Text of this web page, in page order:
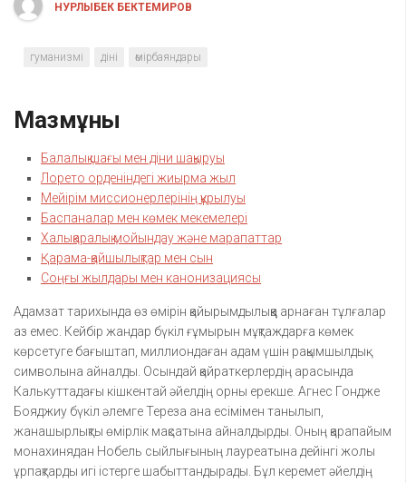
НУРЛЫБЕК БЕКТЕМИРОВ
гуманизмі діні өмірбаяндары
Мазмұны
Балалық шағы мен діни шақыруы
Лорето орденіндегі жиырма жыл
Мейірім миссионерлерінің құрылуы
Баспаналар мен көмек мекемелері
Халықаралық мойындау және марапаттар
Қарама-қайшылықтар мен сын
Соңғы жылдары мен канонизациясы
Адамзат тарихында өз өмірін қайырымдылыққа арнаған тұлғалар
аз емес. Кейбір жандар бүкіл ғұмырын мұқтаждарға көмек
көрсетуге бағыштап, миллиондаған адам үшін рақымшылдық
символына айналды. Осындай қайраткерлердің арасында
Калькуттадағы кішкентай әйелдің орны ерекше. Агнес Гондже
Бояджиу бүкіл әлемге Тереза ана есімімен танылып,
жанашырлықты өмірлік мақсатына айналдырды. Оның қарапайым
монахинядан Нобель сыйлығының лауреатына дейінгі жолы
ұрпақтарды игі істерге шабыттандырады. Бұл керемет әйелдің